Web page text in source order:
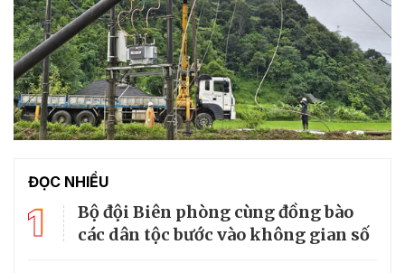
ĐỌC NHIỀU
1
Bộ đội Biên phòng cùng đồng bào
các dân tộc bước vào không gian số